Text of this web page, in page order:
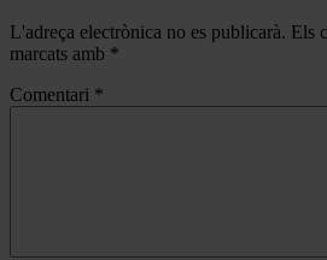
L'adreça electrònica no es publicarà. Els
marcats amb *
Comentari *